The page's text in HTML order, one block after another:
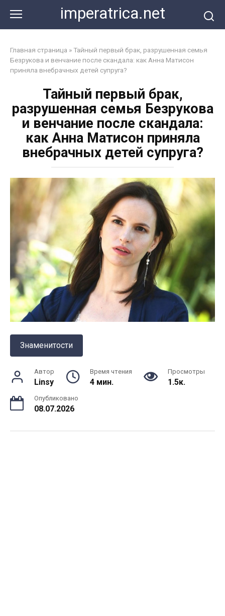
контенту
imperatrica.net
Главная страница »Тайный первый брак, разрушенная семья
Безрукова и венчание после скандала: как Анна Матисон
приняла внебрачных детей супруга?
Тайный первый брак,
разрушенная семья Безрукова
и венчание после скандала:
как Анна Матисон приняла
внебрачных детей супруга?
Знаменитости
Автор
Linsy
Время чтения
4 мин.
Просмотры
1.5к.
Опубликовано
08.07.2026